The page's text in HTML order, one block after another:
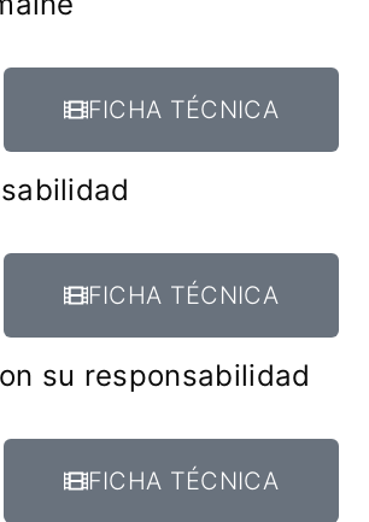
FICHA TÉCNICA
FICHA TÉCNICA
su responsabilidad
FICHA TÉCNICA